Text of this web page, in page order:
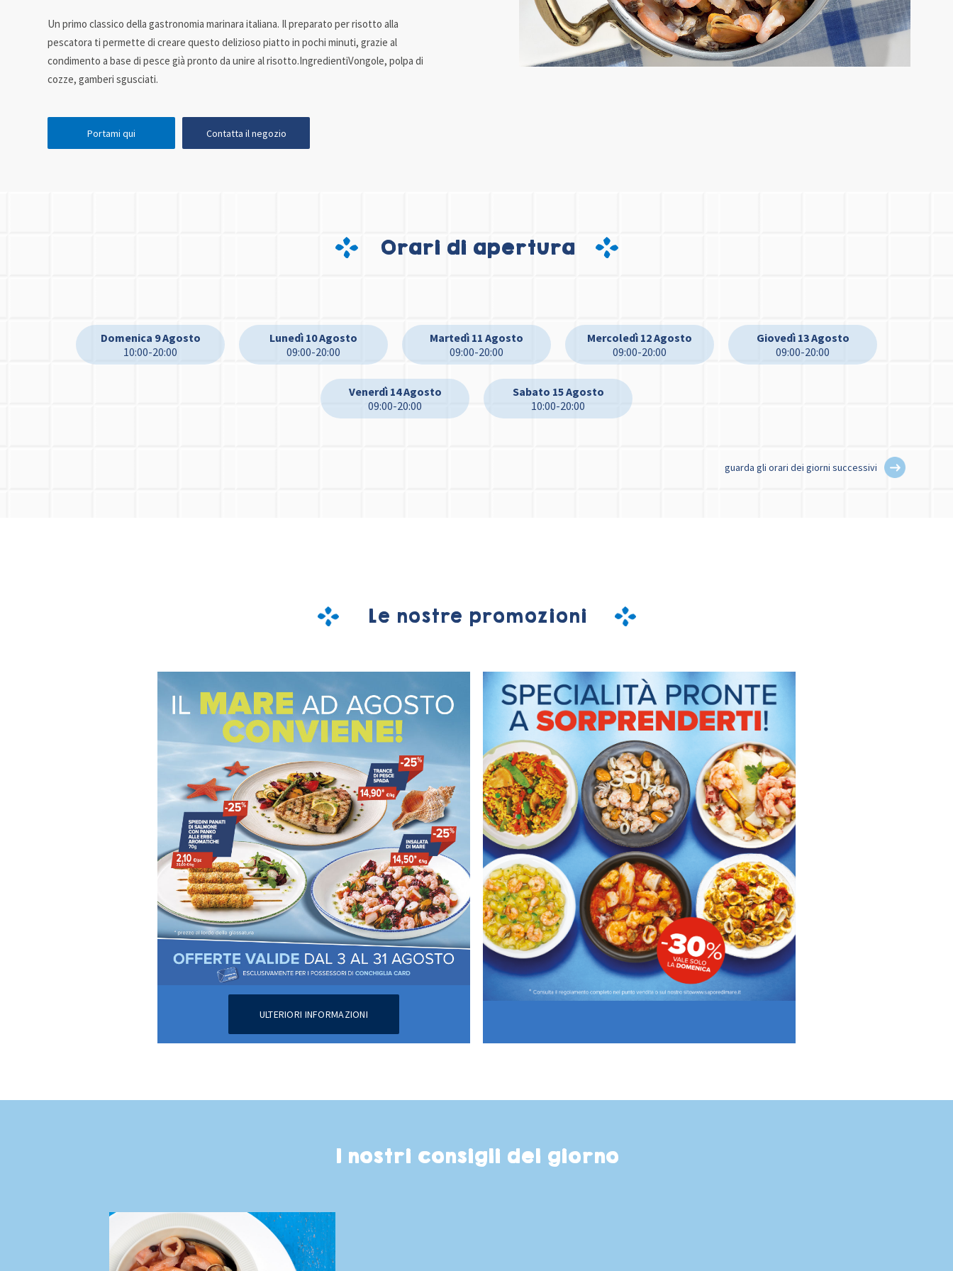
Un primo classico della gastronomia marinara italiana. Il preparato per risotto alla
pescatora ti permette di creare questo delizioso piatto in pochi minuti, grazie al
condimento a base di pesce già pronto da unire al risotto.IngredientiVongole, polpa di
cozze, gamberi sgusciati.
Portami qui Contatta il negozio
Orari di apertura
Domenica 9 Agosto
10:00-20:00
Lunedì 10 Agosto
09:00-20:00
Martedì 11 Agosto
09:00-20:00
Mercoledì 12 Agosto
09:00-20:00
Giovedì 13 Agosto
09:00-20:00
Venerdì 14 Agosto
09:00-20:00
Sabato 15 Agosto
10:00-20:00
guarda gli orari dei giorni successivi
Le nostre promozioni
ULTERIORI INFORMAZIONI
I nostri consigli del giorno